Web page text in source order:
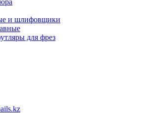
и шлифовщики
для фрез